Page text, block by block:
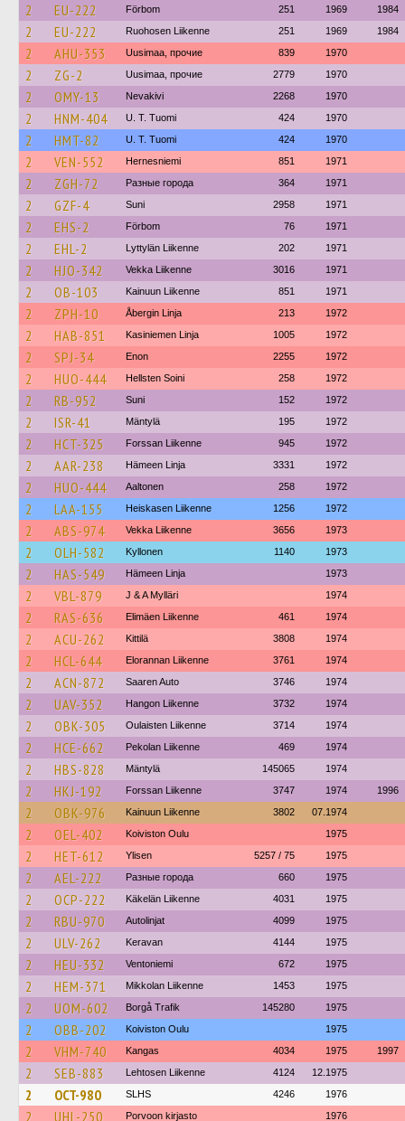
2 EU-222 Förbom 251 1969 1984
2 EU-222 Ruohosen Liikenne 251 1969 1984
2 AHU-353 Uusimaa, прочие 839 1970
2 ZG-2 Uusimaa, прочие 2779 1970
2 OMY-13 Nevakivi 2268 1970
2 HNM-404 U. T. Tuomi 424 1970
2 HMT-82 U. T. Tuomi 424 1970
2 VEN-552 Hernesniemi 851 1971
2 ZGH-72 Разные города 364 1971
2 GZF-4 Suni 2958 1971
2 EHS-2 Förbom 76 1971
2 EHL-2 Lyttylän Liikenne 202 1971
2 HJO-342 Vekka Liikenne 3016 1971
2 OB-103 Kainuun Liikenne 851 1971
2 ZPH-10 Åbergin Linja 213 1972
2 HAB-851 Kasiniemen Linja 1005 1972
2 SPJ-34 Enon 2255 1972
2 HUO-444 Hellsten Soini 258 1972
2 RB-952 Suni 152 1972
2 ISR-41 Mäntylä 195 1972
2 HCT-325 Forssan Liikenne 945 1972
2 AAR-238 Hämeen Linja 3331 1972
2 HUO-444 Aaltonen 258 1972
2 LAA-155 Heiskasen Liikenne 1256 1972
2 ABS-974 Vekka Liikenne 3656 1973
2 OLH-582 Kyllonen 1140 1973
2 HAS-549 Hämeen Linja 1973
2 VBL-879 J & A Mylläri 1974
2 RAS-636 Elimäen Liikenne 461 1974
2 ACU-262 Kittilä 3808 1974
2 HCL-644 Elorannan Liikenne 3761 1974
2 ACN-872 Saaren Auto 3746 1974
2 UAV-352 Hangon Liikenne 3732 1974
2 OBK-305 Oulaisten Liikenne 3714 1974
2 HCE-662 Pekolan Liikenne 469 1974
2 HBS-828 Mäntylä 145065 1974
2 HKJ-192 Forssan Liikenne 3747 1974 1996
2 OBK-976 Kainuun Liikenne 3802 07.1974
2 OEL-402 Koiviston Oulu 1975
2 HET-612 Ylisen 5257 / 75 1975
2 AEL-222 Разные города 660 1975
2 OCP-222 Käkelän Liikenne 4031 1975
2 RBU-970 Autolinjat 4099 1975
2 ULV-262 Keravan 4144 1975
2 HEU-332 Ventoniemi 672 1975
2 HEM-371 Mikkolan Liikenne 1453 1975
2 UOM-602 Borgå Trafik 145280 1975
2 OBB-202 Koiviston Oulu 1975
2 VHM-740 Kangas 4034 1975 1997
2 SEB-883 Lehtosen Liikenne 4124 12.1975
2 OCT-980 SLHS 4246 1976
2 UHL-250 Porvoon kirjasto 1976